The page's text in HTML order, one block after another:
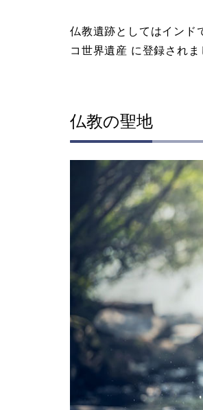
仏教遺跡としてはインド
コ世界遺産 に登録されま
仏教の聖地